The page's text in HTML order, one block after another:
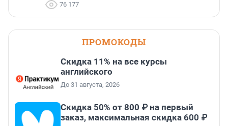
76 177
ПРОМОКОДЫ
Скидка 11% на все курсы
английского
До 31 августа, 2026
Скидка 50% от 800 ₽ на первый
заказ, максимальная скидка 600 ₽